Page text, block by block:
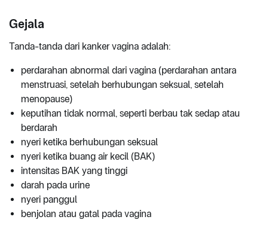
Gejala
Tanda-tanda dari kanker vagina adalah:
perdarahan abnormal dari vagina (perdarahan antara
menstruasi, setelah berhubungan seksual, setelah
menopause)
keputihan tidak normal, seperti berbau tak sedap atau
berdarah
nyeri ketika berhubungan seksual
nyeri ketika buang air kecil (BAK)
intensitas BAK yang tinggi
darah pada urine
nyeri panggul
benjolan atau gatal pada vagina